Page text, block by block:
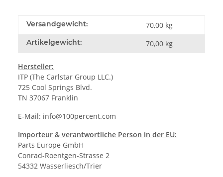
Versandgewicht: 70,00 kg
Artikelgewicht: 70,00 kg
Hersteller:
ITP (The Carlstar Group LLC.)
725 Cool Springs Blvd.
TN 37067 Franklin
E-Mail: info@100percent.com
Importeur & verantwortliche Person in der EU:
Parts Europe GmbH
Conrad-Roentgen-Strasse 2
54332 Wasserliesch/Trier